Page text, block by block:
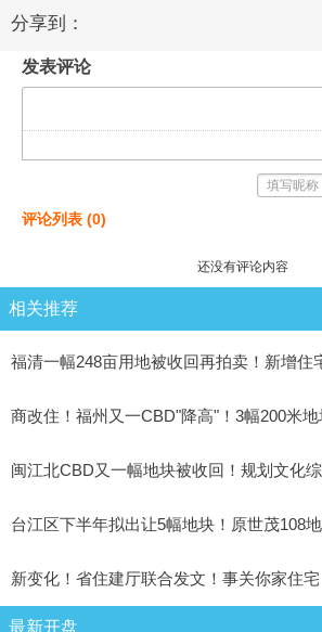
分享到：
发表评论
评论列表 (0)
还没有评论内容
相关推荐
福清一幅248亩用地被收回再拍卖！新增住
商改住！福州又一CBD"降高"！3幅200米
闽江北CBD又一幅地块被收回！规划文化
台江区下半年拟出让5幅地块！原世茂108
新变化！省住建厅联合发文！事关你家住宅
最新开盘